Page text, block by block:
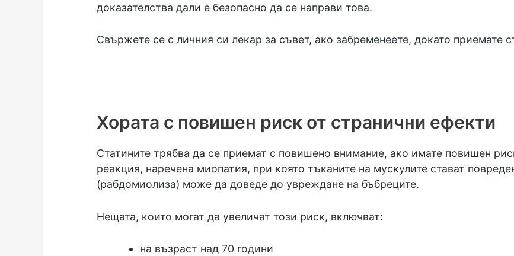
доказателства дали е безопасно да се направи това.
Свържете се с личния си лекар за съвет, ако забременеете, докато приемате
Хората с повишен риск от странични ефекти
Статините трябва да се приемат с повишено внимание, ако имате повишен
реакция, наречена миопатия, при която тъканите на мускулите стават
(рабдомиолиза) може да доведе до увреждане на бъбреците.
Нещата, които могат да увеличат този риск, включват:
на възраст над 70 години